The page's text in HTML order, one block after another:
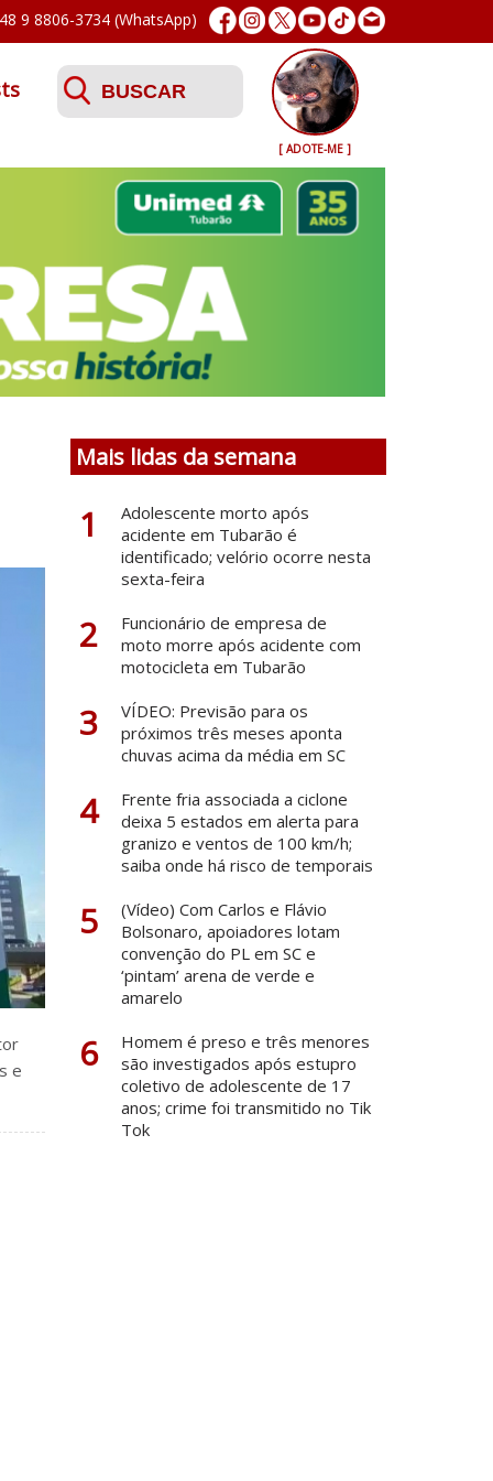
48 9 8806-3734 (WhatsApp)
[ ADOTE-ME ]
e
Mais lidas da semana
1
Adolescente morto após
acidente em Tubarão é
identificado; velório ocorre nesta
sexta-feira
2
Funcionário de empresa de
moto morre após acidente com
motocicleta em Tubarão
3
VÍDEO: Previsão para os
próximos três meses aponta
chuvas acima da média em SC
4
Frente fria associada a ciclone
deixa 5 estados em alerta para
granizo e ventos de 100 km/h;
saiba onde há risco de temporais
5
(Vídeo) Com Carlos e Flávio
Bolsonaro, apoiadores lotam
convenção do PL em SC e
‘pintam’ arena de verde e
amarelo
6
Homem é preso e três menores
são investigados após estupro
coletivo de adolescente de 17
anos; crime foi transmitido no Tik
Tok